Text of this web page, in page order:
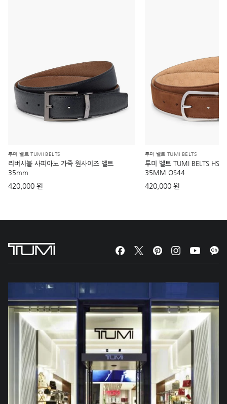
투미 벨트 TUMI BELTS
리버시블 사피아노 가죽 원사이즈 벨트
35mm
420,000 원
투미 벨트 TUMI BELTS
투미 벨트 TUMI BELTS HS
35MM OS44
420,000 원